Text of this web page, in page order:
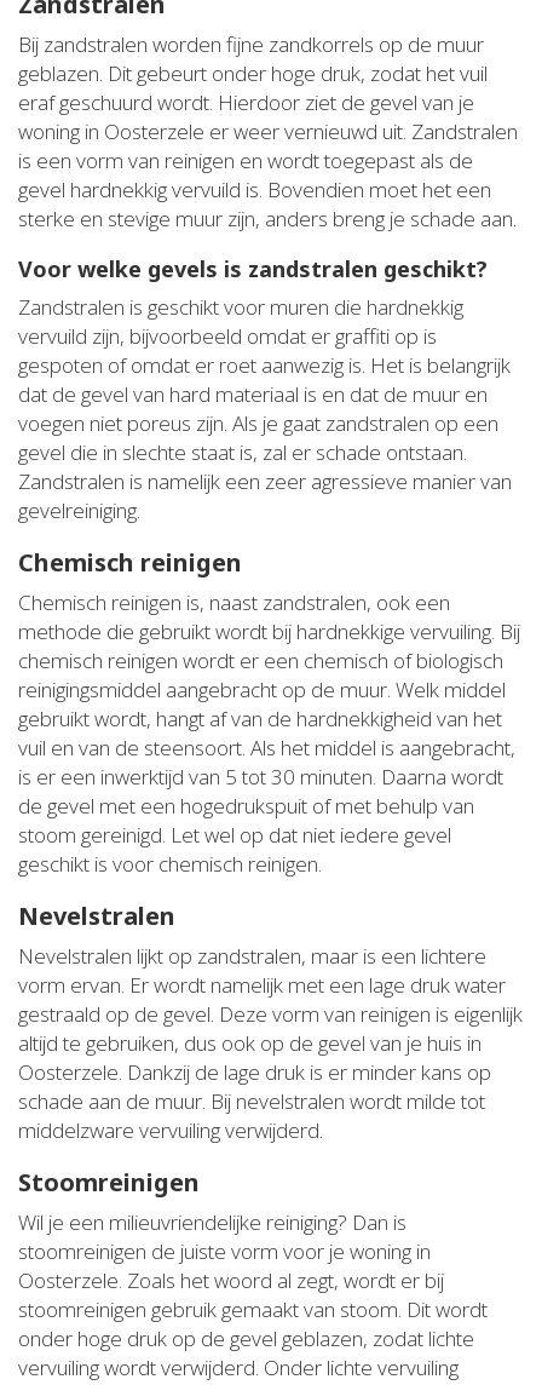
Bij zandstralen worden fijne zandkorrels op de muur
geblazen. Dit gebeurt onder hoge druk, zodat het vuil
eraf geschuurd wordt. Hierdoor ziet de gevel van je
woning in Oosterzele er weer vernieuwd uit. Zandstralen
is een vorm van reinigen en wordt toegepast als de
gevel hardnekkig vervuild is. Bovendien moet het een
sterke en stevige muur zijn, anders breng je schade aan.
Voor welke gevels is zandstralen geschikt?
Zandstralen is geschikt voor muren die hardnekkig
vervuild zijn, bijvoorbeeld omdat er graffiti op is
gespoten of omdat er roet aanwezig is. Het is belangrijk
dat de gevel van hard materiaal is en dat de muur en
voegen niet poreus zijn. Als je gaat zandstralen op een
gevel die in slechte staat is, zal er schade ontstaan.
Zandstralen is namelijk een zeer agressieve manier van
gevelreiniging.
Chemisch reinigen
Chemisch reinigen is, naast zandstralen, ook een
methode die gebruikt wordt bij hardnekkige vervuiling. Bij
chemisch reinigen wordt er een chemisch of biologisch
reinigingsmiddel aangebracht op de muur. Welk middel
gebruikt wordt, hangt af van de hardnekkigheid van het
vuil en van de steensoort. Als het middel is aangebracht,
is er een inwerktijd van 5 tot 30 minuten. Daarna wordt
de gevel met een hogedrukspuit of met behulp van
stoom gereinigd. Let wel op dat niet iedere gevel
geschikt is voor chemisch reinigen.
Nevelstralen
Nevelstralen lijkt op zandstralen, maar is een lichtere
vorm ervan. Er wordt namelijk met een lage druk water
gestraald op de gevel. Deze vorm van reinigen is eigenlijk
altijd te gebruiken, dus ook op de gevel van je huis in
Oosterzele. Dankzij de lage druk is er minder kans op
schade aan de muur. Bij nevelstralen wordt milde tot
middelzware vervuiling verwijderd.
Stoomreinigen
Wil je een milieuvriendelijke reiniging? Dan is
stoomreinigen de juiste vorm voor je woning in
Oosterzele. Zoals het woord al zegt, wordt er bij
stoomreinigen gebruik gemaakt van stoom. Dit wordt
onder hoge druk op de gevel geblazen, zodat lichte
vervuiling wordt verwijderd. Onder lichte vervuiling